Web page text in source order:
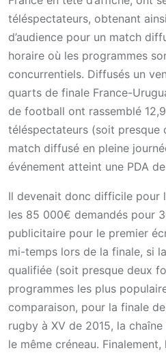
téléspectateurs, obtenant
d’audience pour un match
horaire où les programmes
concurrentiels. Diffusés un
quarts de finale France-
de football ont rassemblé
téléspectateurs (soit presque
match diffusé en pleine
événement atteint une PDA
Il devenait donc difficile pour
les 85 000€ demandés pour
publicitaire pour le premier
mi-temps lors de la finale, si
qualifiée (soit presque deux
programmes les plus
comparaison, pour la finale
rugby à XV de 2015, la
le même créneau.